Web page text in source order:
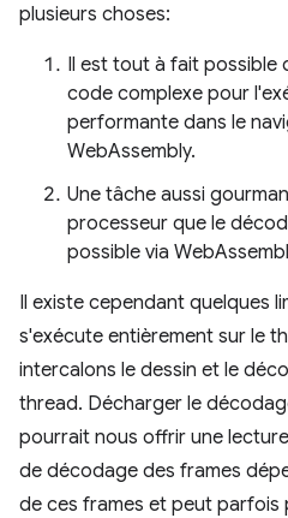
plusieurs choses:
Il est tout à fait possible
code complexe pour
performante dans le
WebAssembly.
Une tâche aussi
processeur que le
possible via
Il existe cependant quelques
s'exécute entièrement sur le
intercalons le dessin et le
thread. Décharger le
pourrait nous offrir une
de décodage des frames
de ces frames et peut parfois